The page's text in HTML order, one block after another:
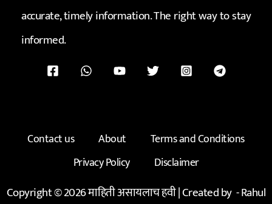
accurate, timely information. The right way to stay
informed.
Contact us About
Terms and Conditions
Privacy Policy
Disclaimer
Copyright © 2026 माहिती असायलाच हवी | Created by -Rahul